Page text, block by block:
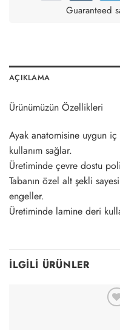
Guaranteed
AÇIKLAMA
Ürünümüzün Özellikleri
Ayak anatomisine uygun iç
kullanım sağlar.
Üretiminde çevre dostu
Tabanın özel alt şekli
engeller.
Üretiminde lamine deri
İLGILI ÜRÜNLER